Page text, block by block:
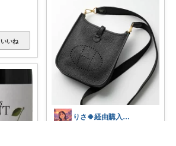
いいね
りさ🍀経由購入ありがとうございます😊